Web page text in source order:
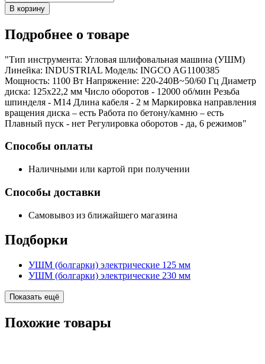
В корзину
Подробнее о товаре
"Тип инструмента: Угловая шлифовальная машина (УШМ)
Линейка: INDUSTRIAL Модель: INGCO AG1100385
Мощность: 1100 Вт Напряжение: 220-240В~50/60 Гц Диаметр
диска: 125x22,2 мм Число оборотов - 12000 об/мин Резьба
шпинделя - М14 Длина кабеля - 2 м Маркировка направления
вращения диска – есть Работа по бетону/камню – есть
Плавный пуск - нет Регулировка оборотов - да, 6 режимов"
Способы оплаты
Наличными или картой при получении
Способы доставки
Самовывоз из ближайшего магазина
Подборки
УШМ (болгарки) электрические 125 мм
УШМ (болгарки) электрические 230 мм
Показать ещё
Похожие товары